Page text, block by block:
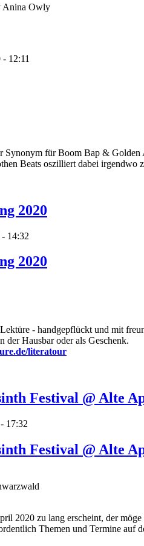
Anina Owly
12:11
für Boom Bap &
Beats oszilliert dabei irgendwo
2020
14:32
2020
- handgepflückt und mit
Hausbar oder als Geschenk.
literatour
Festival @ Alte
17:32
Festival @ Alte
2020 zu lang erscheint, der
Themen und Termine auf